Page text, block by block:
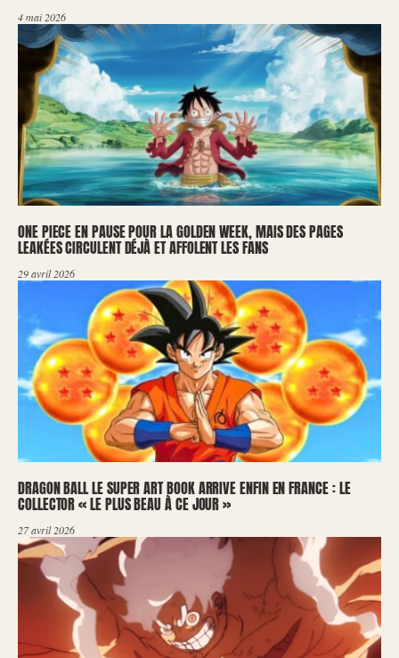
4 mai 2026
ONE PIECE EN PAUSE POUR LA GOLDEN WEEK, MAIS DES PAGES
LEAKÉES CIRCULENT DÉJÀ ET AFFOLENT LES FANS
29 avril 2026
DRAGON BALL LE SUPER ART BOOK ARRIVE ENFIN EN FRANCE : LE
COLLECTOR « LE PLUS BEAU À CE JOUR »
27 avril 2026